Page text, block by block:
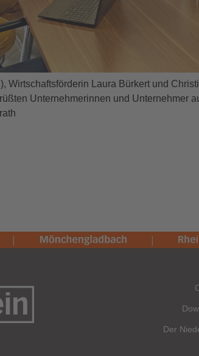
Wirtschaftsförderin Laura Bürkert und
Unternehmerinnen und Unternehmer
Der